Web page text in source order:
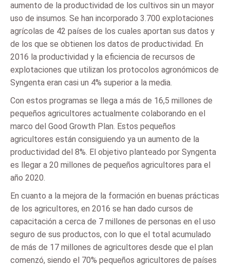
aumento de la productividad de los cultivos sin un mayor
uso de insumos. Se han incorporado 3.700 explotaciones
agrícolas de 42 países de los cuales aportan sus datos y
de los que se obtienen los datos de productividad. En
2016 la productividad y la eficiencia de recursos de
explotaciones que utilizan los protocolos agronómicos de
Syngenta eran casi un 4% superior a la media.
Con estos programas se llega a más de 16,5 millones de
pequeños agricultores actualmente colaborando en el
marco del Good Growth Plan. Estos pequeños
agricultores están consiguiendo ya un aumento de la
productividad del 8%. El objetivo planteado por Syngenta
es llegar a 20 millones de pequeños agricultores para el
año 2020.
En cuanto a la mejora de la formación en buenas prácticas
de los agricultores, en 2016 se han dado cursos de
capacitación a cerca de 7 millones de personas en el uso
seguro de sus productos, con lo que el total acumulado
de más de 17 millones de agricultores desde que el plan
comenzó, siendo el 70% pequeños agricultores de países